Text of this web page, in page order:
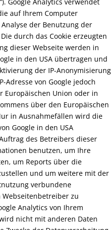
auf Ihrem Computer
der Benutzung der
durch das Cookie erzeugten
dieser Webseite werden in
in den USA übertragen und
der IP-Anonymisierung
Adresse von Google jedoch
Union oder in
über den Europäischen
in Ausnahmefällen wird die
Google in den USA
des Betreibers dieser
benutzen, um Ihre
um Reports über die
und um weitere mit der
verbundene
zu
Analytics von Ihrem
nicht mit anderen Daten